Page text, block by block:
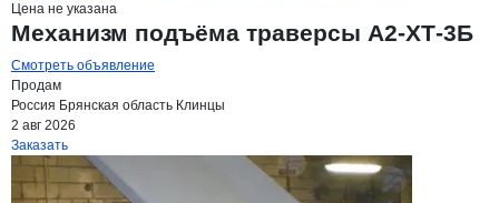
Цена не указана
Механизм подъёма траверсы А2-ХТ-3Б
Смотреть объявление
Продам
Россия Брянская область Клинцы
2 авг 2026
Заказать